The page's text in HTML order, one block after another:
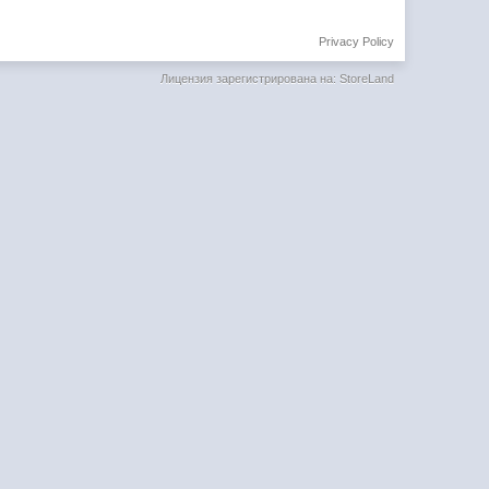
Privacy Policy
Лицензия зарегистрирована на: StoreLand